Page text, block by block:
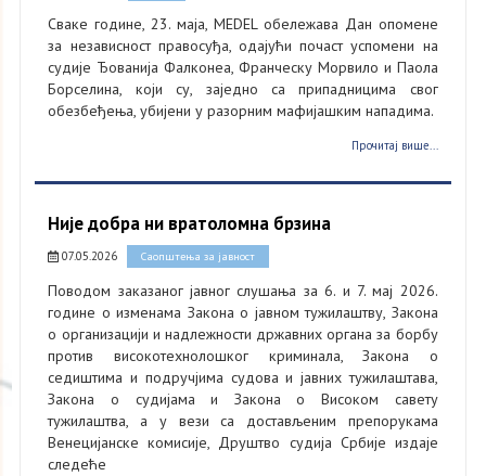
Сваке године, 23. маја, MEDEL обележава Дан опомене
за независност правосуђа, одајући почаст успомени на
судије Ђованија Фалконеа, Франческу Морвило и Паола
Борселина, који су, заједно са припадницима свог
обезбеђења, убијени у разорним мафијашким нападима.
Прочитај више...
Није добра ни вратоломна брзина
07.05.2026 Саопштења за јавност
Поводом заказаног јавног слушања за 6. и 7. мај 2026.
године о изменама Закона о јавном тужилаштву, Закона
о организацији и надлежности државних органа за борбу
против високотехнолошког криминала, Закона о
седиштима и подручјима судова и јавних тужилаштава,
Закона о судијама и Закона о Високом савету
тужилаштва, а у вези са достављеним препорукама
Венецијанске комисије, Друштво судија Србије издаје
следеће